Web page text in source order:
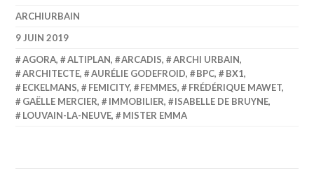
ARCHIURBAIN
9 JUIN 2019
AGORA, ALTIPLAN, ARCADIS, ARCHI URBAIN,
ARCHITECTE, AURÉLIE GODEFROID, BPC, BX1,
ECKELMANS, FEMICITY, FEMMES, FRÉDÉRIQUE MAWET,
GAËLLE MERCIER, IMMOBILIER, ISABELLE DE BRUYNE,
LOUVAIN-LA-NEUVE, MISTER EMMA